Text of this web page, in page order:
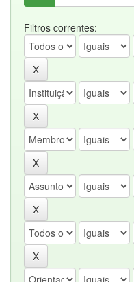
Filtros correntes: